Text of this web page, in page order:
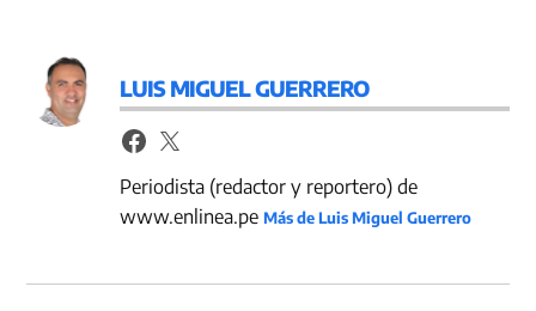
LUIS MIGUEL GUERRERO
Periodista (redactor y reportero) de
www.enlinea.peMás de Luis Miguel Guerrero